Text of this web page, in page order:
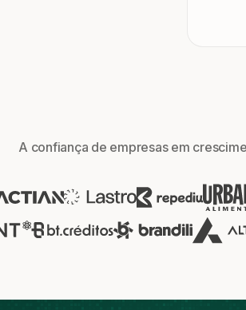
A confiança de empresas em